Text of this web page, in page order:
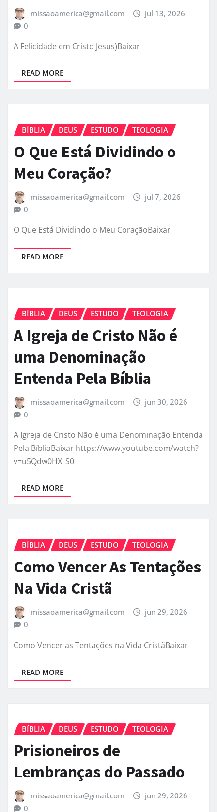
missaoamerica@gmail.com
jul 13, 2026
0
A Felicidade em Cristo Jesus)Baixar
READ MORE
BÍBLIA DEUS ESTUDO TEOLOGIA
O Que Está Dividindo o
Meu Coração?
missaoamerica@gmail.com
jul 7, 2026
0
O Que Está Dividindo o Meu CoraçãoBaixar
READ MORE
BÍBLIA DEUS ESTUDO TEOLOGIA
A Igreja de Cristo Não é
uma Denominação
Entenda Pela Bíblia
missaoamerica@gmail.com
jun 30, 2026
0
A Igreja de Cristo Não é uma Denominação Entenda
Pela BíbliaBaixar https://www.youtube.com/watch?
v=u5Qdw0HX_S0
READ MORE
BÍBLIA DEUS ESTUDO TEOLOGIA
Como Vencer As Tentações
Na Vida Cristã
missaoamerica@gmail.com
jun 29, 2026
0
Como Vencer as Tentações na Vida CristãBaixar
READ MORE
BÍBLIA DEUS ESTUDO TEOLOGIA
Prisioneiros de
Lembranças do Passado
missaoamerica@gmail.com
jun 29, 2026
0